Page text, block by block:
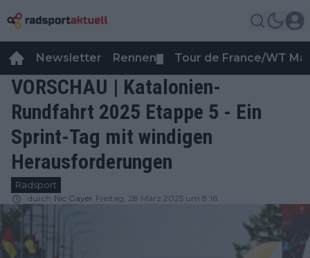
Newsletter Rennen Tour de France/WT
VORSCHAU | Katalonien-
Rundfahrt 2025 Etappe 5 - Ein
Sprint-Tag mit windigen
Herausforderungen
Radsport
durch Nic Gayer Freitag, 28 März 2025 um 8:16